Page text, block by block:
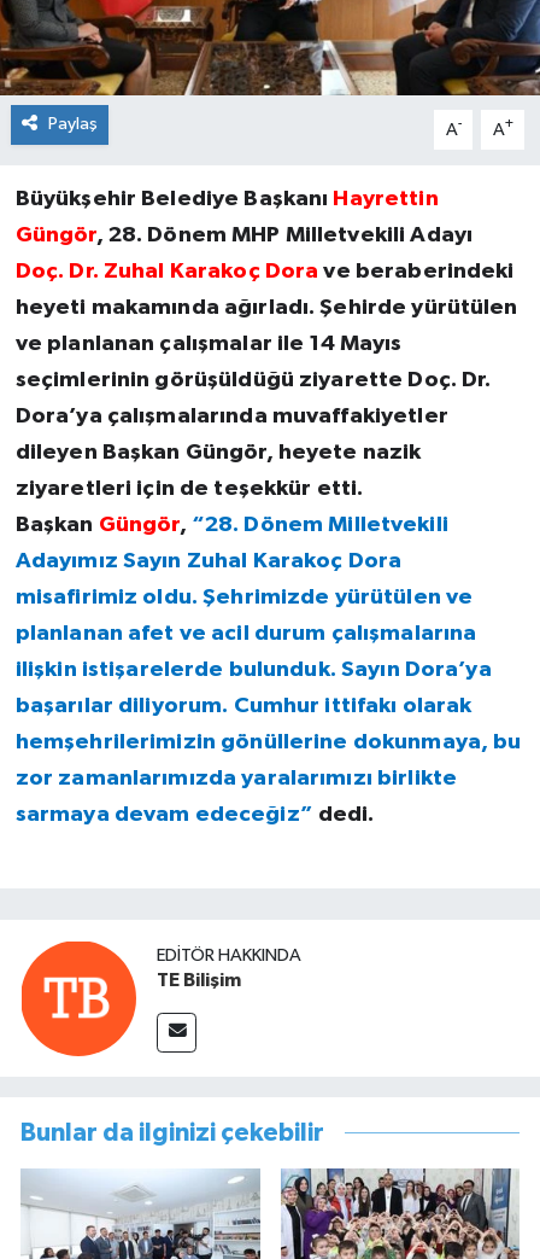
Paylaş A- A+
Büyükşehir Belediye Başkanı Hayrettin
Güngör, 28. Dönem MHP Milletvekili Adayı
Doç. Dr. Zuhal Karakoç Dorave beraberindeki
heyeti makamında ağırladı. Şehirde yürütülen
ve planlanan çalışmalar ile 14 Mayıs
seçimlerinin görüşüldüğü ziyarette Doç. Dr.
Dora’ya çalışmalarında muvaffakiyetler
dileyen Başkan Güngör, heyete nazik
ziyaretleri için de teşekkür etti.
Başkan Güngör, “28. Dönem Milletvekili
Adayımız Sayın Zuhal Karakoç Dora
misafirimiz oldu. Şehrimizde yürütülen ve
planlanan afet ve acil durum çalışmalarına
ilişkin istişarelerde bulunduk. Sayın Dora’ya
başarılar diliyorum. Cumhur ittifakı olarak
hemşehrilerimizin gönüllerine dokunmaya, bu
zor zamanlarımızda yaralarımızı birlikte
sarmaya devam edeceğiz” dedi.
EDITÖR HAKKINDA
TE Bilişim
Bunlar da ilginizi çekebilir